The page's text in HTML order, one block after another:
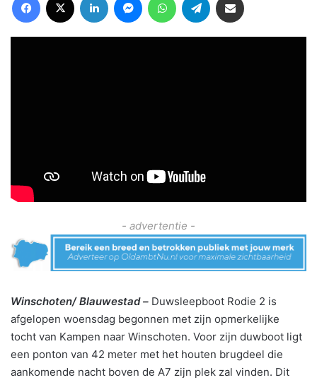
- advertentie -
Winschoten/ Blauwestad – Duwsleepboot Rodie 2 is
afgelopen woensdag begonnen met zijn opmerkelijke
tocht van Kampen naar Winschoten. Voor zijn duwboot ligt
een ponton van 42 meter met het houten brugdeel die
aankomende nacht boven de A7 zijn plek zal vinden. Dit